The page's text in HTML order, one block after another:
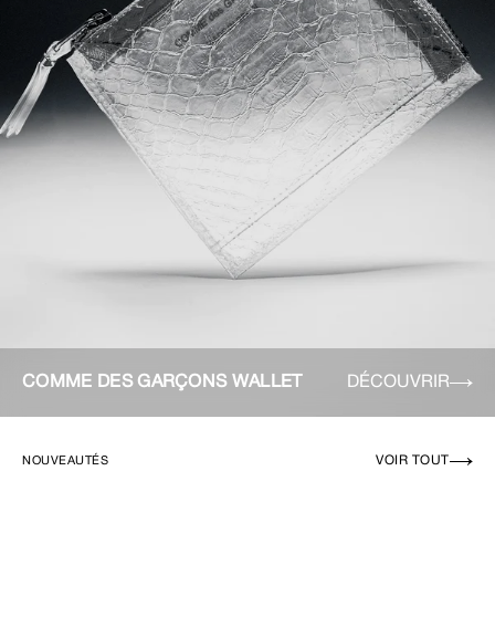
COMME DES GARÇONS WALLET DÉCOUVRIR
NOUVEAUTÉS VOIR TOUT